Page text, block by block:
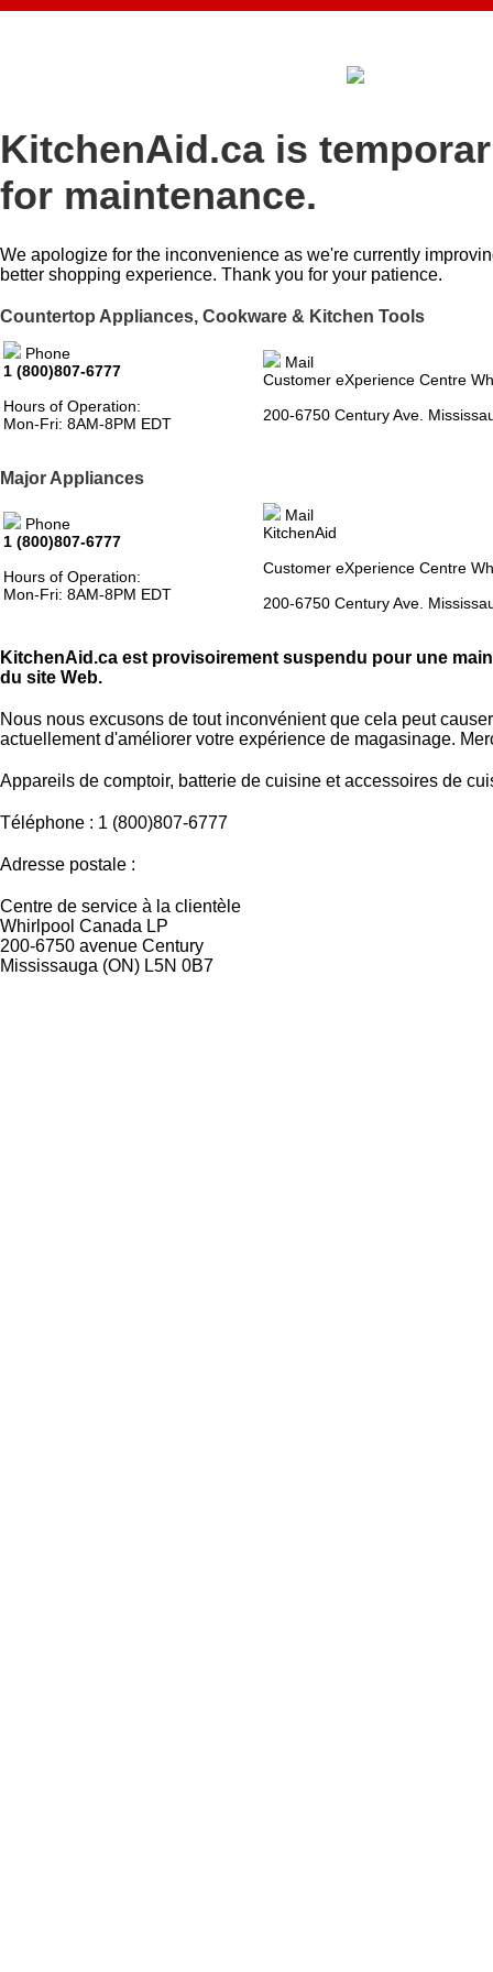
KitchenAid.ca is
for maintenance.
We apologize for the inconvenience as we're currently
better shopping experience. Thank you for your patience.
Countertop Appliances, Cookware & Kitchen Tools
Phone
1 (800)807-6777
Hours of Operation:
Mon-Fri: 8AM-8PM EDT
Mail
Customer eXperience Centre
200-6750 Century Ave.
Major Appliances
Phone
1 (800)807-6777
Hours of Operation:
Mon-Fri: 8AM-8PM EDT
Mail
KitchenAid
Customer eXperience Centre
200-6750 Century Ave.
KitchenAid.ca est provisoirement suspendu pour une
du site Web.
Nous nous excusons de tout inconvénient que cela peut
actuellement d'améliorer votre expérience de magasinage.
Appareils de comptoir, batterie de cuisine et accessoires de
Téléphone : 1 (800)807-6777
Adresse postale :
Centre de service à la clientèle
Whirlpool Canada LP
200-6750 avenue Century
Mississauga (ON) L5N 0B7